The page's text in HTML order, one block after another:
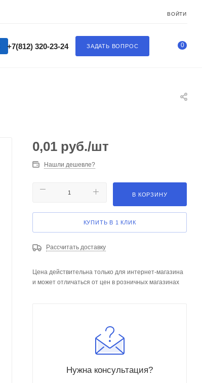
ВОЙТИ
ЗАДАТЬ ВОПРОС
+7(812) 320-23-24 0
0,01 руб./шт
Нашли дешевле?
В КОРЗИНУ
КУПИТЬ В 1 КЛИК
Рассчитать доставку
Цена действительна только для интернет-магазина
и может отличаться от цен в розничных магазинах
Нужна консультация?